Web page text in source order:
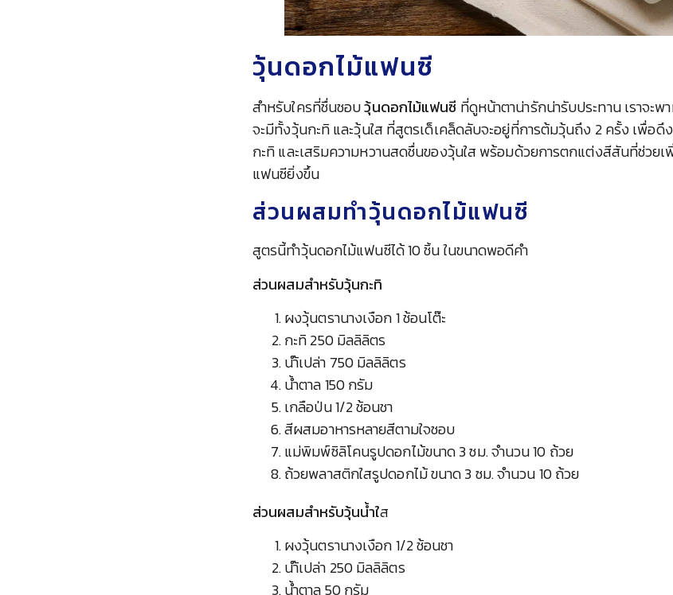
วุ้นดอกไม้แฟนซี
สำหรับใครที่ชื่นชอบวุ้นดอกไม้แฟนซี ที่ดูหน้าตาน่ารักน่ารับประทาน เราจะ
จะมีทั้งวุ้นกะทิ และวุ้นใส ที่สูตรเด็เคล็ดลับจะอยู่ที่การต้มวุ้นถึง 2 ครั้ง เพื่อ
กะทิ และเสริมความหวานสดชื่นของวุ้นใส พร้อมด้วยการตกแต่งสีสันที่ช่วย
แฟนซียิ่งขึ้น
ส่วนผสมทำวุ้นดอกไม้แฟนซี
สูตรนี้ทำวุ้นดอกไม้แฟนซีได้ 10 ชิ้น ในขนาดพอดีคำ
ส่วนผสมสำหรับวุ้นกะทิ
ผงวุ้นตรานางเงือก 1 ช้อนโต๊ะ
กะทิ 250 มิลลิลิตร
นำ้เปล่า 750 มิลลิลิตร
น้ำตาล 150 กรัม
เกลือป่น 1/2 ช้อนชา
สีผสมอาหารหลายสีตามใจชอบ
แม่พิมพ์ซิลิโคนรูปดอกไม้ขนาด 3 ซม. จำนวน 10 ถ้วย
ถ้วยพลาสติกใสรูปดอกไม้ ขนาด 3 ซม. จำนวน 10 ถ้วย
ส่วนผสมสำหรับวุ้นน้ำใส
ผงวุ้นตรานางเงือก 1/2 ช้อนชา
นำ้เปล่า 250 มิลลิลิตร
น้ำตาล 50 กรัม